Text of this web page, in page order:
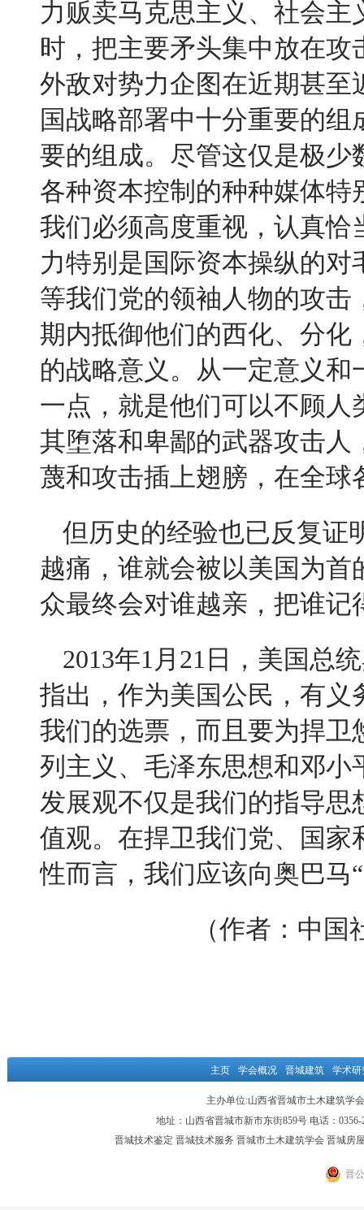
力贩卖马克思主义、社会主
时，把主要矛头集中放在
外敌对势力企图在近期甚
国战略部署中十分重要的组
要的组成。尽管这仅是极
各种资本控制的种种媒体
我们必须高度重视，认真
力特别是国际资本操纵的
等我们党的领袖人物的攻
期内抵御他们的西化、分
的战略意义。从一定意义
一点，就是他们可以不顾
其堕落和卑鄙的武器攻击
蔑和攻击插上翅膀，在全球
但历史的经验也已反复证
越痛，谁就会被以美国为
众最终会对谁越亲，把谁记
2013年1 月 21 日
，美国总
指出，作为美国公民，有
我们的选票，而且要为捍
列主义、毛泽东思想和邓小
发展观不仅是我们的指导
值观。在捍卫我们党、国
性而言，我们应该向奥巴马“
（作者：中
主页 学会概况 晋城建筑 学术研
主办单位:山西省晋城市土木建筑学
地址：山西省晋城市新市东街859号 电话：0356-
晋城技术鉴定 晋城技术服务 晋城市土木建筑学会 晋城房
晋